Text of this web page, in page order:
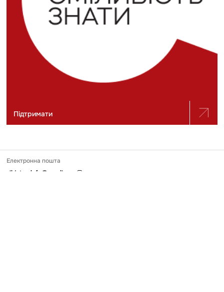
Підтримати
Електронна пошта
slidstvo.info@gmail.com